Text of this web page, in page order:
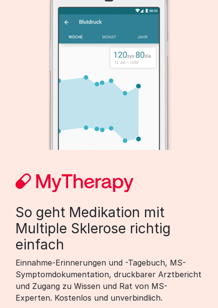
So geht Medikation mit
Multiple Sklerose richtig
einfach
Einnahme-Erinnerungen und -Tagebuch, MS-
Symptomdokumentation, druckbarer Arztbericht
und Zugang zu Wissen und Rat von MS-
Experten. Kostenlos und unverbindlich.